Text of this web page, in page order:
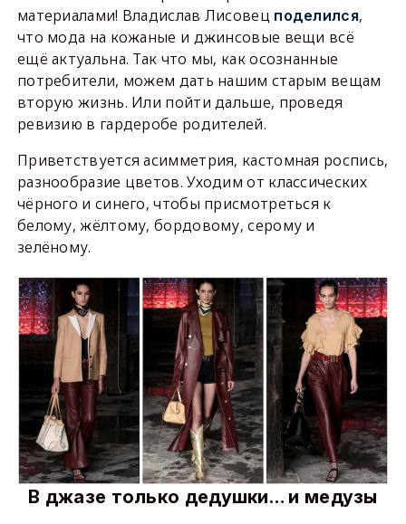
материалами! Владислав Лисовец поделился,
что мода на кожаные и джинсовые вещи всё
ещё актуальна. Так что мы, как осознанные
потребители, можем дать нашим старым вещам
вторую жизнь. Или пойти дальше, проведя
ревизию в гардеробе родителей.
Приветствуется асимметрия, кастомная роспись,
разнообразие цветов. Уходим от классических
чёрного и синего, чтобы присмотреться к
белому, жёлтому, бордовому, серому и
зелёному.
В джазе только дедушки… и медузы